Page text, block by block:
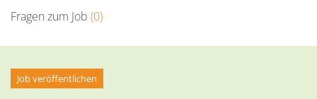
Fragen zum Job (0)
Job veröffentlichen